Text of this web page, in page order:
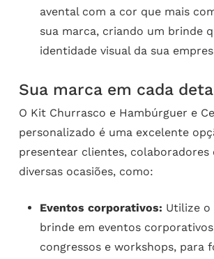
avental com a cor que mais
sua marca, criando um brinde
identidade visual da sua
Sua marca em cada
O Kit Churrasco e Hambúrguer e
personalizado é uma excelente
presentear clientes, colaboradores
diversas ocasiões, como:
Eventos corporativos: Utilize
brinde em eventos
congressos e workshops, para